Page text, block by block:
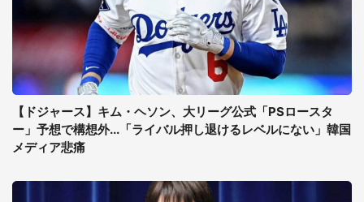
【ドジャース】キム・ヘソン、大リーグ公式「PSロースタ
ー」予想で構想外...「ライバル押し退けるレベルにない」韓国
メディア悲痛